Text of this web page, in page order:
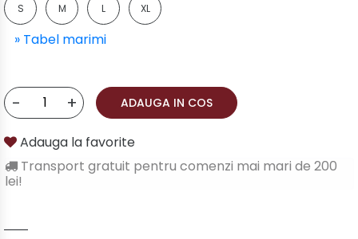
S M L XL
» Tabel marimi
- + ADAUGA IN COS
Adauga la favorite
Transport gratuit pentru comenzi mai mari de 200
lei!